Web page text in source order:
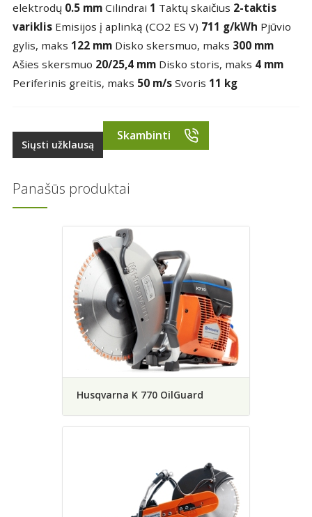
elektrodų 0.5 mm Cilindrai 1 Taktų skaičius 2-taktis
variklis Emisijos į aplinką (CO2 ES V) 711 g/kWh Pjūvio
gylis, maks 122 mm Disko skersmuo, maks 300 mm
Ašies skersmuo 20/25,4 mm Disko storis, maks 4 mm
Periferinis greitis, maks 50 m/s Svoris 11 kg
Skambinti
Siųsti užklausą
Panašūs produktai
Husqvarna K 770 OilGuard